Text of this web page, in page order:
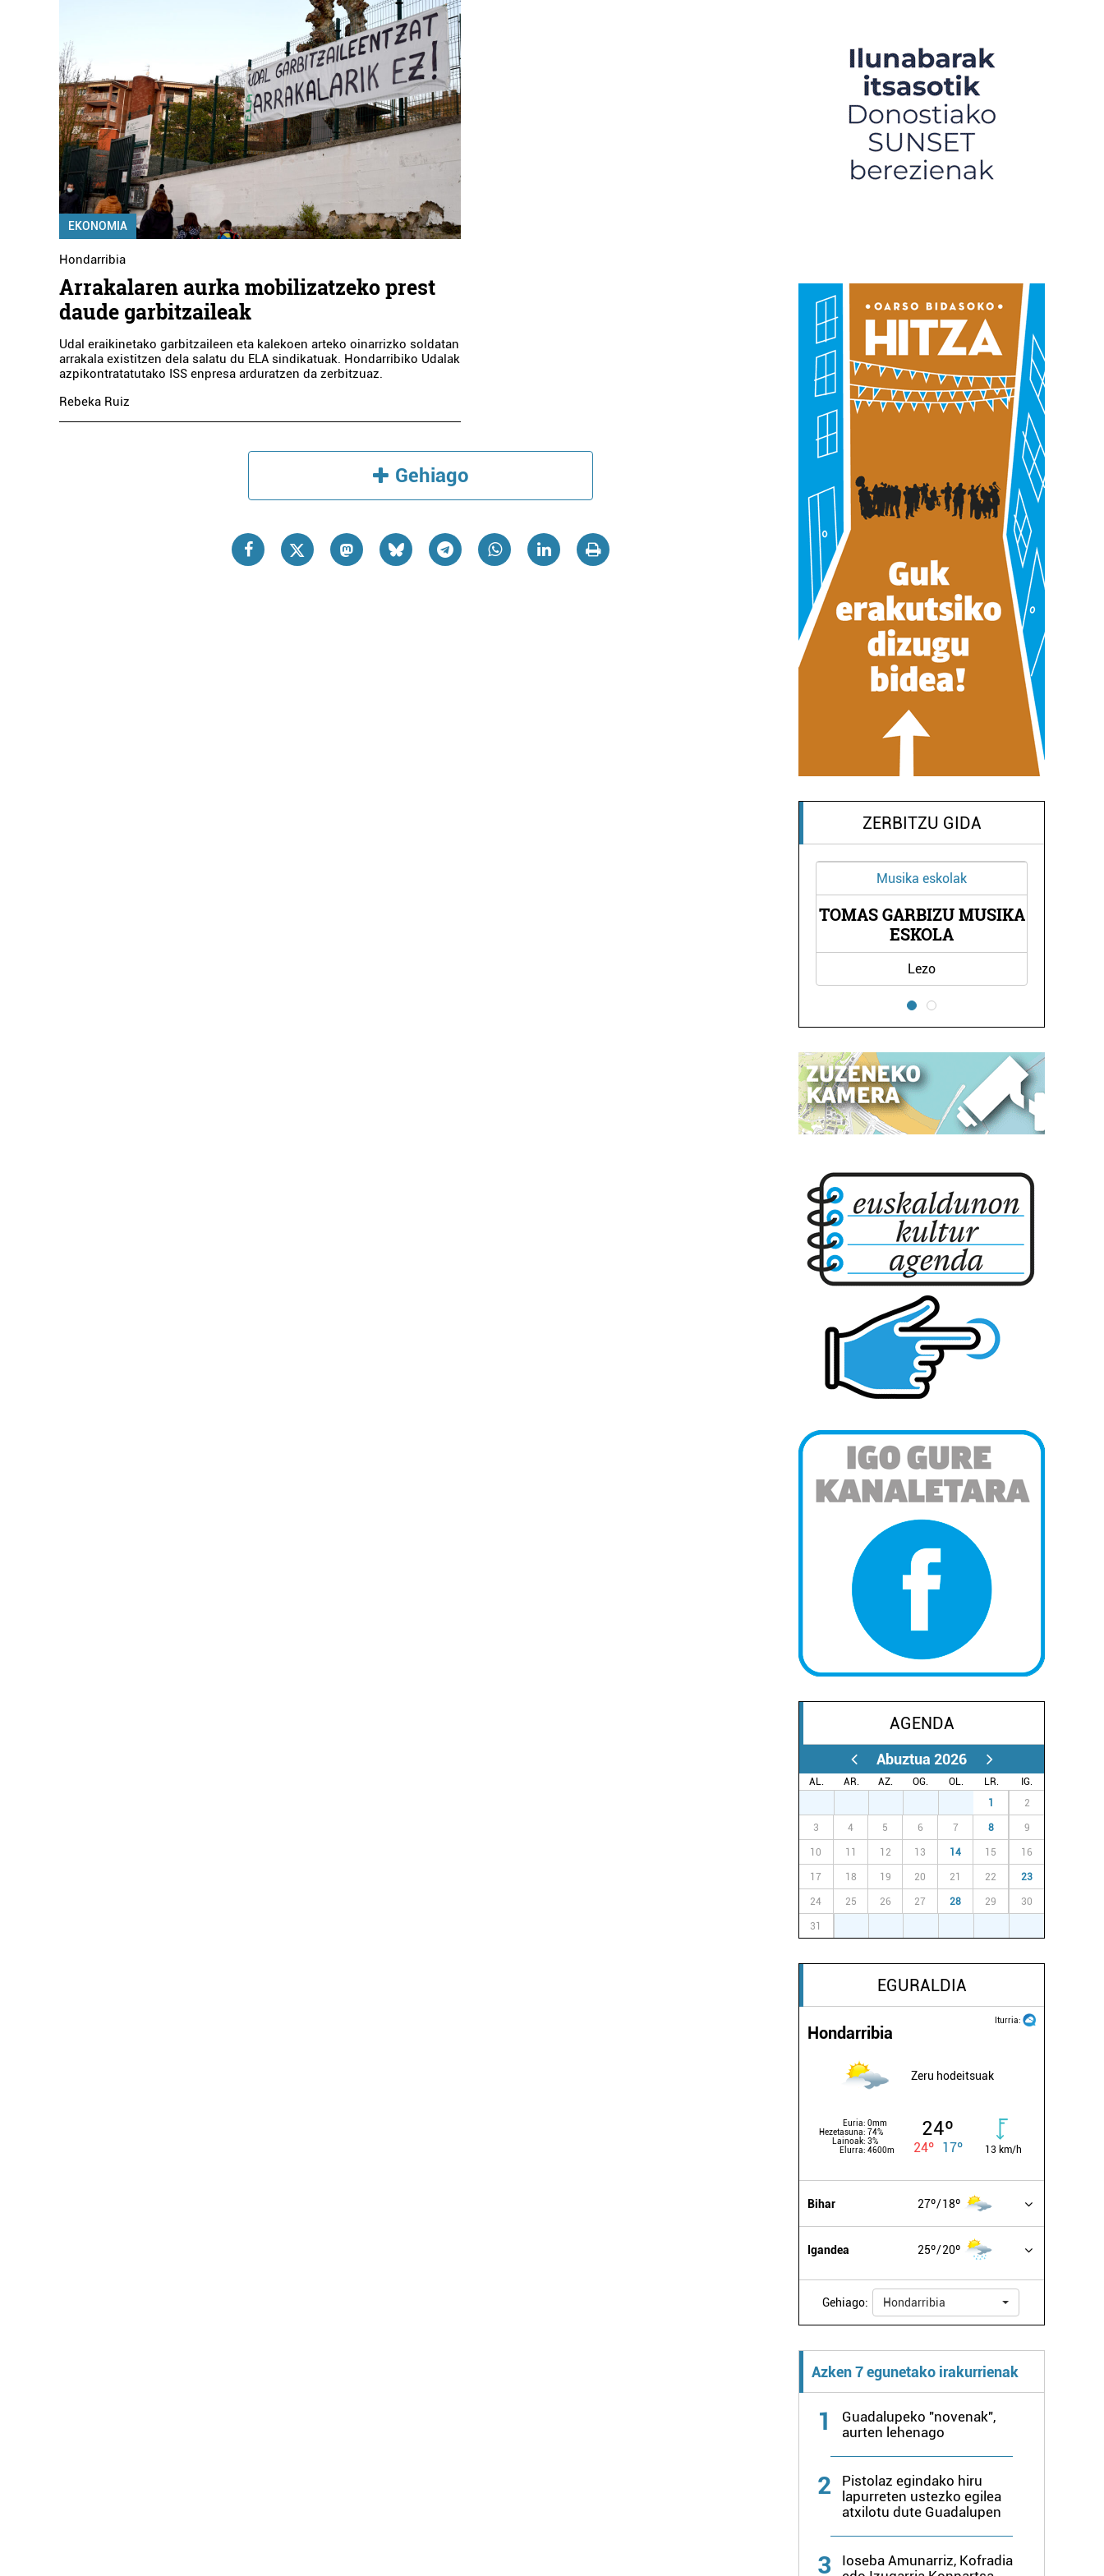
EKONOMIA
Hondarribia
Arrakalaren aurka mobilizatzeko prest
daude garbitzaileak
Udal eraikinetako garbitzaileen eta kalekoen arteko oinarrizko soldatan
arrakala existitzen dela salatu du ELA sindikatuak. Hondarribiko Udalak
azpikontratatutako ISS enpresa arduratzen da zerbitzuaz.
Rebeka Ruiz
Gehiago
ZERBITZU GIDA
Musika eskolak
TOMAS GARBIZU MUSIKA
ESKOLA
Lezo
AGENDA
Abuztua 2026
AL. AR. AZ. OG. OL. LR.
IG.
1 2
3 4 5 6 7 8 9
10 11 12 13 14 15 16
17 18 19 20 21 22 23
24 25 26 27 28 29 30
31
EGURALDIA
Iturria:
Hondarribia
Zeru hodeitsuak
Euria: 0mm
Hezetasuna: 74%
Lainoak: 3%
Elurra: 4600m
24º
24º 17º 13 km/h
Bihar 27º 18º
Igandea 25º 20º
Gehiago: Hondarribia
Azken 7 egunetako irakurrienak
1
Guadalupeko "novenak",
aurten lehenago
2
Pistolaz egindako hiru
lapurreten ustezko egilea
atxilotu dute Guadalupen
3
Ioseba Amunarriz, Kofradia